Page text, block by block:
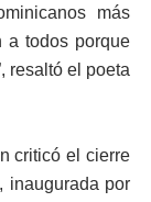
más
a todos porque
resaltó el poeta
criticó el cierre
inaugurada por